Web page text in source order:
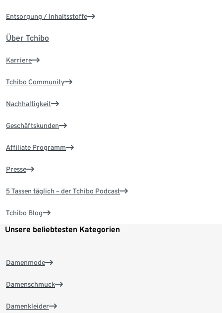
Entsorgung / Inhaltsstoffe
Über Tchibo
Karriere
Tchibo Community
Nachhaltigkeit
Geschäftskunden
Affiliate Programm
Presse
5 Tassen täglich – der Tchibo Podcast
Tchibo Blog
Unsere beliebtesten Kategorien
Damenmode
Damenschmuck
Damenkleider